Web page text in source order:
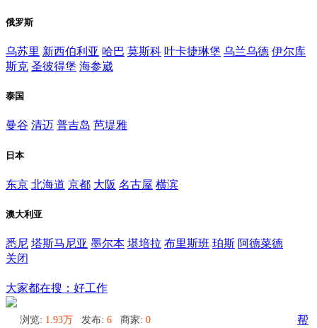
俄罗斯
乌苏里 新西伯利亚 哈巴 莫斯科 叶卡捷琳堡 乌兰乌德 伊尔库
斯克 圣彼得堡 海参崴
泰国
曼谷 清迈 普吉岛 芭堤雅
日本
东京 北海道 京都 大阪 名古屋 横滨
澳大利亚
悉尼 塔斯马尼亚 墨尔本 堪培拉 布里斯班 珀斯 阿德菜德
关闭
大家都在搜：好工作
浏览: 1.93万 发布: 6 商家: 0
帮